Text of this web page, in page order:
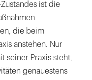
ist die
die beim
anstehen. Nur
seiner Praxis steht,
genauestens